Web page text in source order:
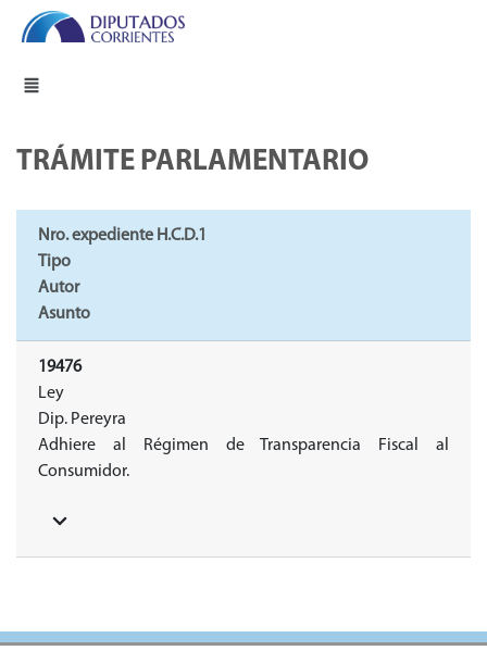
TRÁMITE PARLAMENTARIO
Nro. expediente H.C.D.1
Tipo
Autor
Asunto
19476
Ley
Dip. Pereyra
Adhiere al Régimen de Transparencia Fiscal al
Consumidor.